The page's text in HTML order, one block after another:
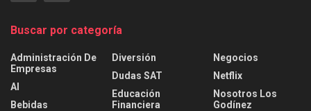
Buscar por categoría
Administración De
Empresas
AI
Bebidas
Diversión
Dudas SAT
Educación
Financiera
Negocios
Netflix
Nosotros Los
Godínez